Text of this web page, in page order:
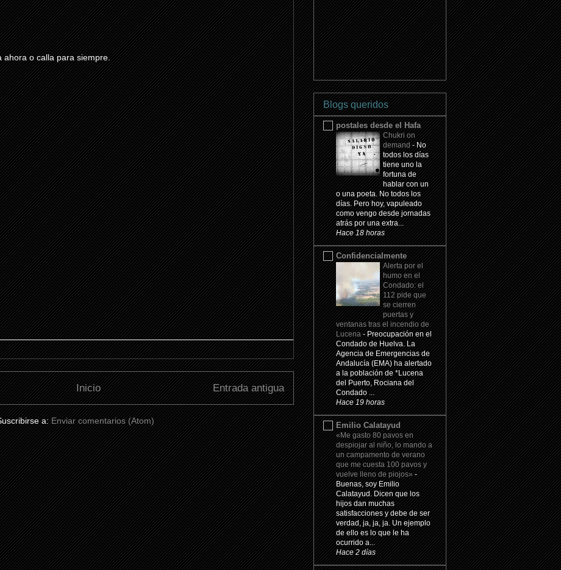
ahora o calla para siempre.
Entrada antigua
Inicio
a:Enviar comentarios (Atom)
Blogs queridos
postales desde el Hafa
Chukri on
demand-No
todos los días
tiene uno la
fortuna de
hablar con un
o una poeta. No todos los
días. Pero hoy, vapuleado
como vengo desde jornadas
atrás por una extra...
Hace 18 horas
Confidencialmente
Alerta por el
humo en el
Condado: el
112 pide que
se cierren
puertas y
ventanas tras el incendio de
Lucena-Preocupación en el
Condado de Huelva. La
Agencia de Emergencias de
Andalucía (EMA) ha alertado
a la población de *Lucena
del Puerto, Rociana del
Condado ...
Hace 19 horas
Emilio Calatayud
«Me gasto 80 pavos en
despiojar al niño, lo mando a
un campamento de verano
que me cuesta 100 pavos y
vuelve lleno de piojos»-
Buenas, soy Emilio
Calatayud. Dicen que los
hijos dan muchas
satisfacciones y debe de ser
verdad, ja, ja, ja. Un ejemplo
de ello es lo que le ha
ocurrido a...
Hace 2 días